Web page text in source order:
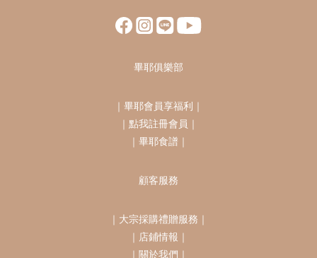
畢耶俱樂部
｜ 畢耶會員享福利 ｜
｜ 點我註冊會員 ｜
｜ 畢耶食譜 ｜
顧客服務
｜ 大宗採購禮贈服務 ｜
｜ 店鋪情報 ｜
｜ 關於我們 ｜